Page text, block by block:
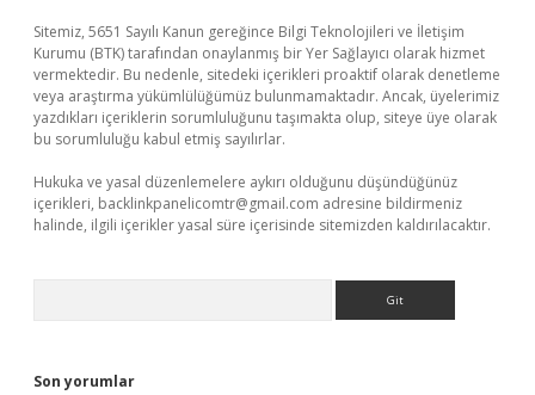
Sitemiz, 5651 Sayılı Kanun gereğince Bilgi Teknolojileri ve İletişim
Kurumu (BTK) tarafından onaylanmış bir Yer Sağlayıcı olarak hizmet
vermektedir. Bu nedenle, sitedeki içerikleri proaktif olarak denetleme
veya araştırma yükümlülüğümüz bulunmamaktadır. Ancak, üyelerimiz
yazdıkları içeriklerin sorumluluğunu taşımakta olup, siteye üye olarak
bu sorumluluğu kabul etmiş sayılırlar.
Hukuka ve yasal düzenlemelere aykırı olduğunu düşündüğünüz
içerikleri, backlinkpanelicomtr@gmail.com adresine bildirmeniz
halinde, ilgili içerikler yasal süre içerisinde sitemizden kaldırılacaktır.
Son yorumlar